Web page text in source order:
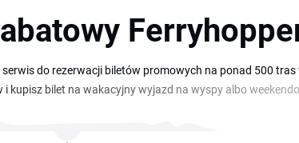
serwis do rezerwacji biletów promowych na ponad 500
i kupisz bilet na wakacyjny wyjazd na wyspy albo